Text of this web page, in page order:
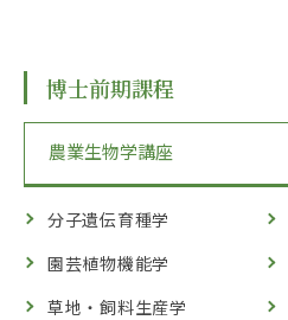
博士前期課程
農業生物学講座
分子遺伝育種学
園芸植物機能学
草地・飼料生産学